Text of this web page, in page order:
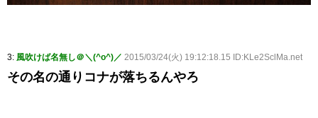
3: 風吹けば名無し＠＼(^o^)／ 2015/03/24(火) 19:12:18.15 ID:KLe2SclMa.net
その名の通りコナが落ちるんやろ